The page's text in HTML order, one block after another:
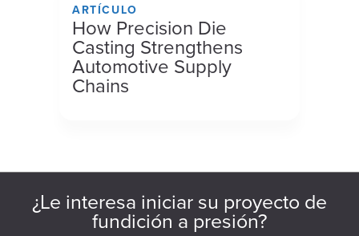
ARTÍCULO
How Precision Die
Casting Strengthens
Automotive Supply
Chains
¿Le interesa iniciar su proyecto de
fundición a presión?